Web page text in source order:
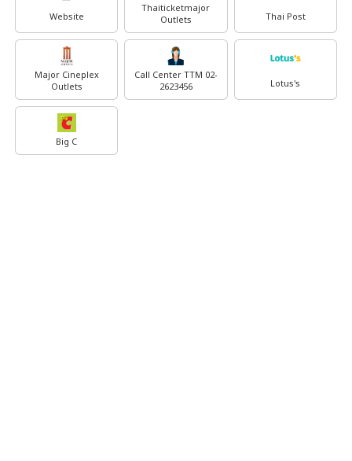
Website
Thaiticketmajor
Outlets
Thai Post
Major Cineplex
Outlets
Call Center TTM 02-
2623456
Lotus's
Big C